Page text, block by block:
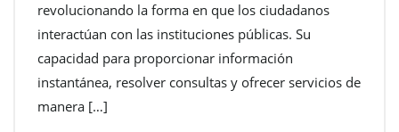
revolucionando la forma en que los ciudadanos
interactúan con las instituciones públicas. Su
capacidad para proporcionar información
instantánea, resolver consultas y ofrecer servicios de
manera […]